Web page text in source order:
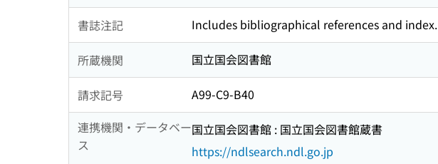
書誌注記 Includes bibliographical references and index.
所蔵機関 国立国会図書館
請求記号
A99-C9-B40
連携機関・データベー
ス
国立国会図書館 : 国立国会図書館蔵書
https://ndlsearch.ndl.go.jp